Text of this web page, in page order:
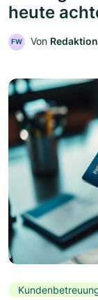
heute
FW Von